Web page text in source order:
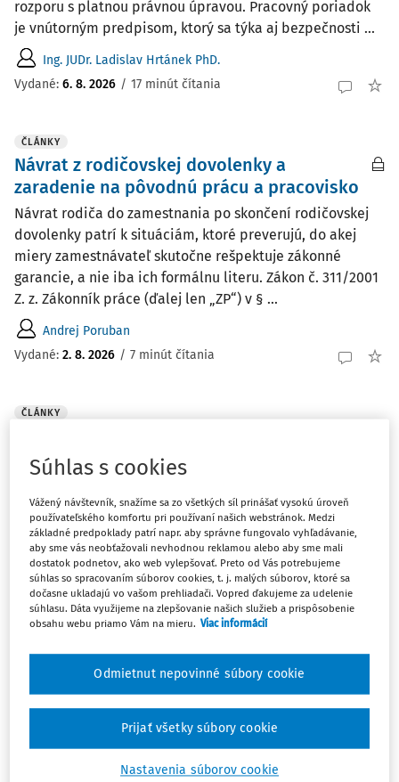
rozporu s platnou právnou úpravou. Pracovný poriadok
je vnútorným predpisom, ktorý sa týka aj bezpečnosti ...
Ing. JUDr. Ladislav Hrtánek PhD.
Vydané: 6. 8. 2026 / 17 minút čítania
ČLÁNKY
Návrat z rodičovskej dovolenky a
zaradenie na pôvodnú prácu a pracovisko
Návrat rodiča do zamestnania po skončení rodičovskej
dovolenky patrí k situáciám, ktoré preverujú, do akej
miery zamestnávateľ skutočne rešpektuje zákonné
garancie, a nie iba ich formálnu literu. Zákon č. 311/2001
Z. z. Zákonník práce (ďalej len „ZP“) v § ...
Andrej Poruban
Vydané: 2. 8. 2026 / 7 minút čítania
ČLÁNKY
smernica, zástupcovia zamestnancov a
pravidlá, ktoré chránia firmu aj ľudí
Článok vysvetľuje, ako má zamestnávateľ prakticky
zaviesť umelú inteligenciu na pracovisku. Zameriava sa
na internú smernicu, register AI nástrojov, informovanie
zamestnancov, zapojenie zástupcov zamestnancov, AI
gramotnosť a pravidlá, ktoré pomáhajú ...
JUDr. Rudolf Kellner LL.M.
ČLÁNKY
Riziko diskriminácie v pracovnoprávnych
vzťahoch pri využívaní systémov umelej
Súhlas s cookies
Vážený návštevník, snažíme sa zo všetkých síl prinášať vysokú úroveň
používateľského komfortu pri používaní našich webstránok. Medzi
základné predpoklady patrí napr. aby správne fungovalo vyhľadávanie,
aby sme vás neobťažovali nevhodnou reklamou alebo aby sme mali
dostatok podnetov, ako web vylepšovať. Preto od Vás potrebujeme
súhlas so spracovaním súborov cookies, t. j. malých súborov, ktoré sa
dočasne ukladajú vo vašom prehliadači. Vopred ďakujeme za udelenie
súhlasu. Dáta využijeme na zlepšovanie našich služieb a prispôsobenie
obsahu webu priamo Vám na mieru. Viac informácií
Nastavenia súborov cookie
Odmietnut nepovinné súbory cookie
Prijať všetky súbory cookie